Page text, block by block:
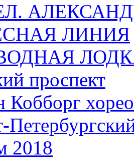
ЛИНИЯ
проспект
Кобборг
2018